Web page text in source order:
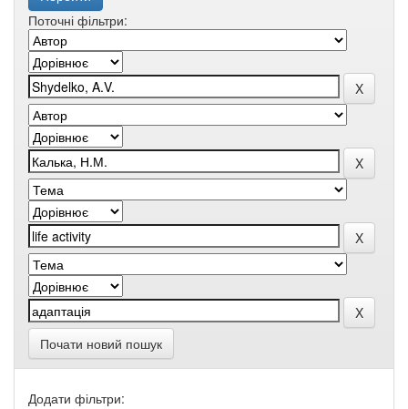
Поточні фільтри:
Почати новий пошук
Додати фільтри: